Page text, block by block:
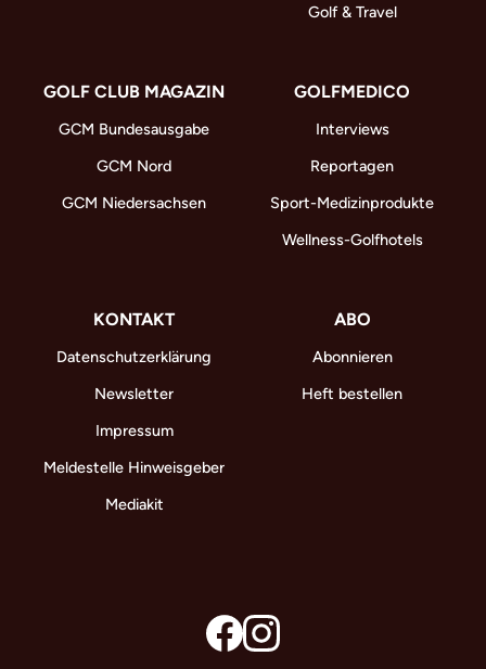
Golf & Travel
GOLF CLUB MAGAZIN
GCM Bundesausgabe
GCM Nord
GCM Niedersachsen
GOLFMEDICO
Interviews
Reportagen
Sport-Medizinprodukte
Wellness-Golfhotels
KONTAKT
Datenschutzerklärung
Newsletter
Impressum
Meldestelle Hinweisgeber
Mediakit
ABO
Abonnieren
Heft bestellen